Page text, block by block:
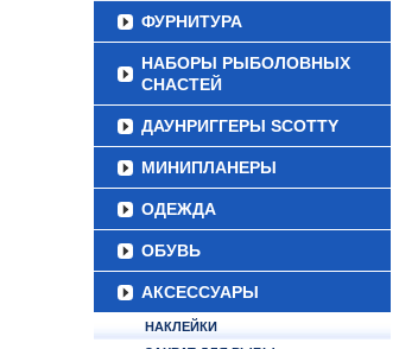
ФУРНИТУРА
НАБОРЫ РЫБОЛОВНЫХ
СНАСТЕЙ
ДАУНРИГГЕРЫ SCOTTY
МИНИПЛАНЕРЫ
ОДЕЖДА
ОБУВЬ
АКСЕССУАРЫ
НАКЛЕЙКИ